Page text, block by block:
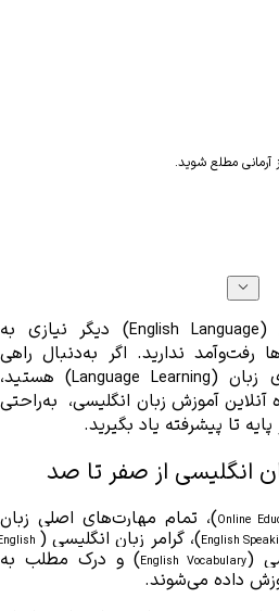
English
کلاس‌های حضوری و ساعت‌ها رفت‌وآمد ندارید. اگر به‌دنبال راهی
Language
) هستید،
می‌توانید با شرکت در یک دوره آنلاین آموزش زبان انگلیسی،  به‌راحتی
از صفر تا صد
)، تمام مهارت‌های اصلی زبان
)، گرامر زبان انگلیسی ( English
English